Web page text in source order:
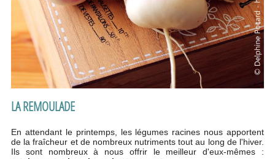
LA REMOULADE
En attendant le printemps, les légumes racines nous apportent
de la fraîcheur et de nombreux nutriments tout au long de l'hiver.
Ils sont nombreux à nous offrir le meilleur d'eux-mêmes :